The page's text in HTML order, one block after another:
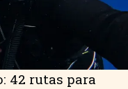
42 rutas para